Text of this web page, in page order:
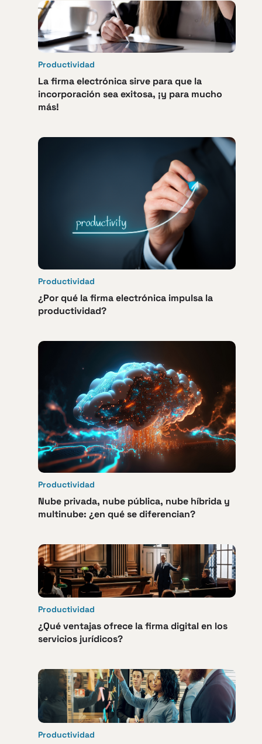
Productividad
La firma electrónica sirve para que la
incorporación sea exitosa, ¡y para mucho
más!
Productividad
¿Por qué la firma electrónica impulsa la
productividad?
Productividad
Nube privada, nube pública, nube híbrida y
multinube: ¿en qué se diferencian?
Productividad
¿Qué ventajas ofrece la firma digital en los
servicios jurídicos?
Productividad